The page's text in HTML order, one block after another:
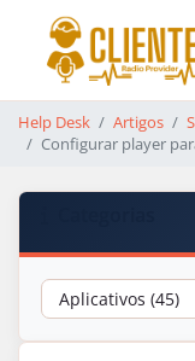
Help Desk Artigos
Configurar player